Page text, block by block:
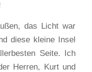
das Licht war
diese kleine Insel
Seite. Ich
Herren, Kurt und